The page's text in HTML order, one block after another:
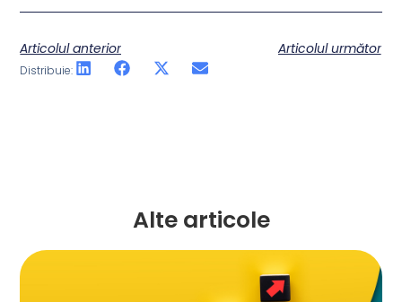
Articolul anterior Articolul următor
Distribuie:
Alte articole